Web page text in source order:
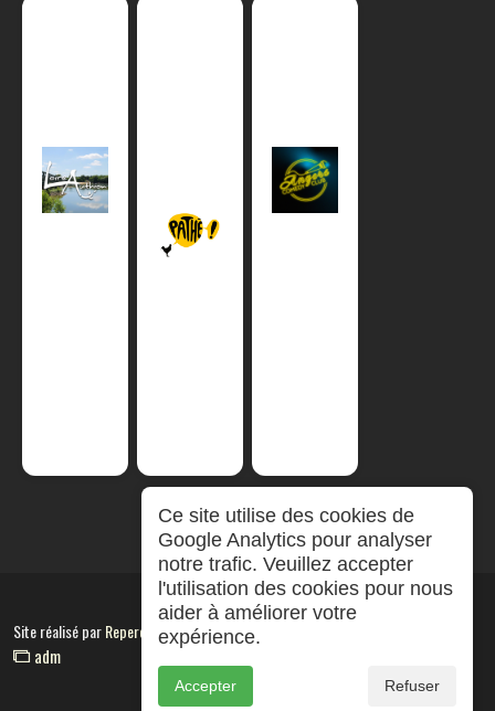
Site réalisé parRepereCom
adm
Ce site utilise des cookies de
Google Analytics pour analyser
notre trafic. Veuillez accepter
l'utilisation des cookies pour nous
aider à améliorer votre
expérience.
Accepter Refuser